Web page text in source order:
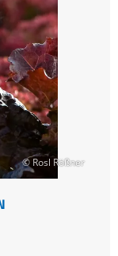
© Rosl Rößner